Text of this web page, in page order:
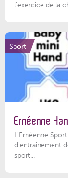
l'exercice de la
Sport
Ernéenne
L'Ernéenne
d'entrainement
sport...